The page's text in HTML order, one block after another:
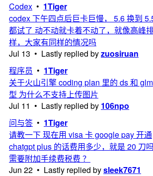
Codex • 1Tiger
codex 下午四点后巨卡巨慢， 5.6 换到
都试了 动不动就卡着不动了，就像高峰
样，大家有同样的情况吗
Jul 13 • Lastly replied byzuosiruan
程序员 • 1Tiger
关于火山引擎 coding plan 里的 ds 和
型 为什么不支持上传图片
Jul 11 • Lastly replied by 106npo
问与答 • 1Tiger
请教一下 现在用 visa 卡 google pay 开通
chatgpt plus 的话费用多少，就是 20 刀
需要附加手续费税费 ？
Jun 22 • Lastly replied bysleek7671